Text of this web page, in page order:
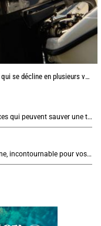
en plusieurs versions suivant l’utilisation
Réapprendre la navigation sans écran : ces réflexes qui peuvent sauver une traversée
Équipez-vous de la nouvelle édition du Bloc Marine, incontournable pour vos prochaines navigations !